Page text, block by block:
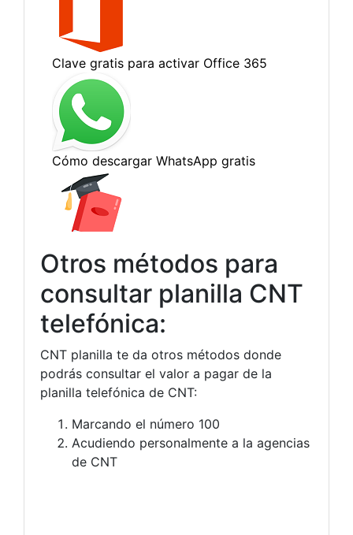
Otros métodos para
consultar planilla CNT
telefónica:
CNT planilla te da otros métodos donde
podrás consultar el valor a pagar de la
planilla telefónica de CNT:
Marcando el número 100
Acudiendo personalmente a la agencias
de CNT